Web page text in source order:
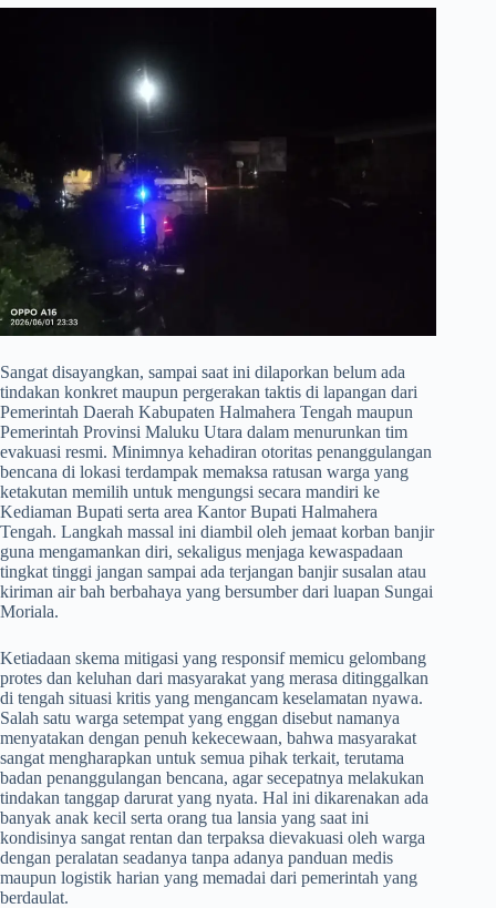
​Sangat disayangkan, sampai saat ini dilaporkan belum ada
tindakan konkret maupun pergerakan taktis di lapangan dari
Pemerintah Daerah Kabupaten Halmahera Tengah maupun
Pemerintah Provinsi Maluku Utara dalam menurunkan tim
evakuasi resmi. Minimnya kehadiran otoritas penanggulangan
bencana di lokasi terdampak memaksa ratusan warga yang
ketakutan memilih untuk mengungsi secara mandiri ke
Kediaman Bupati serta area Kantor Bupati Halmahera
Tengah. Langkah massal ini diambil oleh jemaat korban banjir
guna mengamankan diri, sekaligus menjaga kewaspadaan
tingkat tinggi jangan sampai ada terjangan banjir susalan atau
kiriman air bah berbahaya yang bersumber dari luapan Sungai
Moriala.
​Ketiadaan skema mitigasi yang responsif memicu gelombang
protes dan keluhan dari masyarakat yang merasa ditinggalkan
di tengah situasi kritis yang mengancam keselamatan nyawa.
Salah satu warga setempat yang enggan disebut namanya
menyatakan dengan penuh kekecewaan, bahwa masyarakat
sangat mengharapkan untuk semua pihak terkait, terutama
badan penanggulangan bencana, agar secepatnya melakukan
tindakan tanggap darurat yang nyata. Hal ini dikarenakan ada
banyak anak kecil serta orang tua lansia yang saat ini
kondisinya sangat rentan dan terpaksa dievakuasi oleh warga
dengan peralatan seadanya tanpa adanya panduan medis
maupun logistik harian yang memadai dari pemerintah yang
berdaulat.